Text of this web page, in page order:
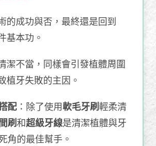
的成功與否，最終還是回到
基本功。
潔不當，同樣會引發植體周圍
植牙失敗的主因。
配 ：除了使用軟毛牙刷輕柔清
刷和超級牙線是清潔植體與牙
角的最佳幫手。